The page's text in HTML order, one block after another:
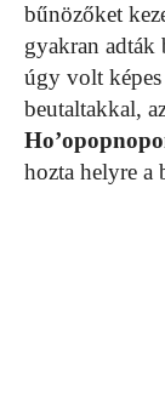
bűnözőket
gyakran adták
úgy volt
beutaltakkal,
hozta helyre a